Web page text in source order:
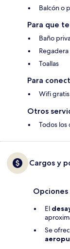
Balcón o
Para que
Baño
Regadera
Toallas
Para
Wifi gratis
Otros
Todos los
Cargos y
El
Se